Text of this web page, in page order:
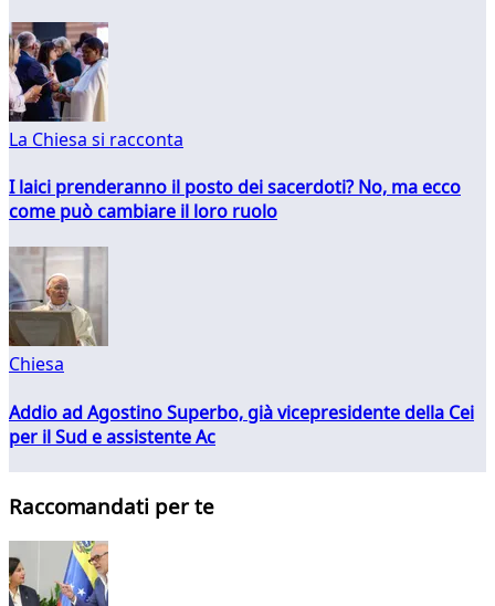
La Chiesa si racconta
I laici prenderanno il posto dei sacerdoti? No, ma ecco
come può cambiare il loro ruolo
Chiesa
Addio ad Agostino Superbo, già vicepresidente della Cei
per il Sud e assistente Ac
Raccomandati per te